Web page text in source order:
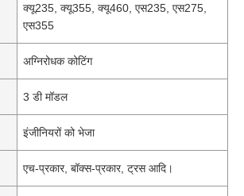
क्यू235, क्यू355, क्यू460, एस235, एस275,
एस355
अग्निरोधक कोटिंग
3 डी मॉडल
इंजीनियरों को भेजा
एच-प्रकार, बॉक्स-प्रकार, ट्रस आदि।